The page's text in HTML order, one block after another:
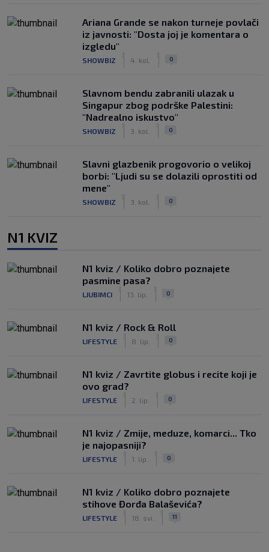
Ariana Grande se nakon turneje povlači
iz javnosti: "Dosta joj je komentara o
izgledu"
SHOWBIZ 4. kol. 0
Slavnom bendu zabranili ulazak u
Singapur zbog podrške Palestini:
"Nadrealno iskustvo"
SHOWBIZ 3. kol. 0
Slavni glazbenik progovorio o velikoj
borbi: "Ljudi su se dolazili oprostiti od
mene"
SHOWBIZ 3. kol. 0
N1 KVIZ
N1 kviz / Koliko dobro poznajete
pasmine pasa?
LJUBIMCI 13. lip. 0
N1 kviz / Rock & Roll
LIFESTYLE 8. lip. 0
N1 kviz / Zavrtite globus i recite koji je
ovo grad?
LIFESTYLE 2. lip. 0
N1 kviz / Zmije, meduze, komarci... Tko
je najopasniji?
LIFESTYLE 1. lip. 0
N1 kviz / Koliko dobro poznajete
stihove Đorđa Balaševića?
LIFESTYLE 18. svi. 11